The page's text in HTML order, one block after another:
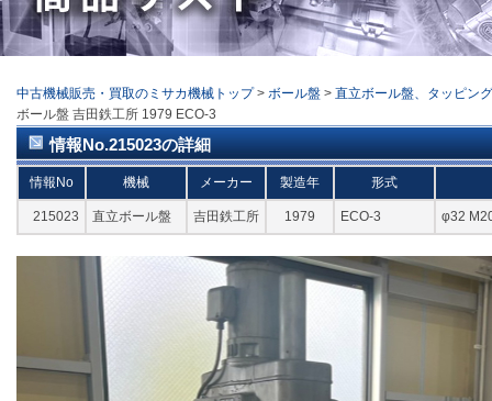
中古機械販売・買取のミサカ機械トップ > ボール盤 > 直立ボール盤、タッピン
ボール盤 吉田鉄工所 1979 ECO-3
情報No.215023の詳細
情報No 機械 メーカー 製造年 形式
215023 直立ボール盤 吉田鉄工所 1979 ECO-3 φ32